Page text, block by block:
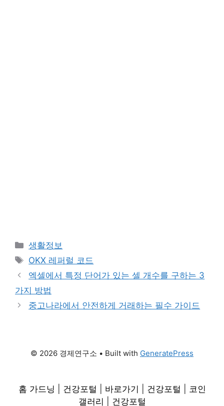
Categories
생활정보
Tags
OKX 레퍼럴 코드
엑셀에서 특정 단어가 있는 셀 개수를 구하는 3
가지 방법
중고나라에서 안전하게 거래하는 필수 가이드
© 2026 경제연구소 • Built with GeneratePress
홈 가드닝 건강포털 바로가기 건강포털
코인
갤러리
건강포털